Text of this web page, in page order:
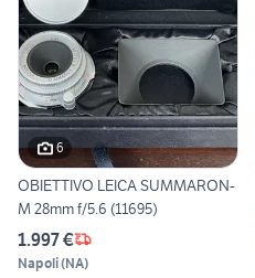
6
OBIETTIVO LEICA SUMMARON-
M 28mm f/5.6 (11695)
1.997 €
Napoli(NA)